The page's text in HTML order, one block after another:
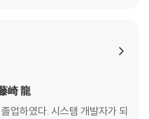
崎 龍
업하였다. 시스템 개발자가 되